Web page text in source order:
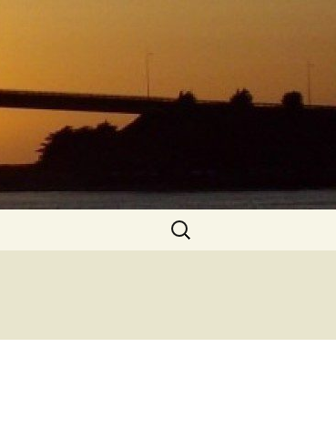
Rechercher :